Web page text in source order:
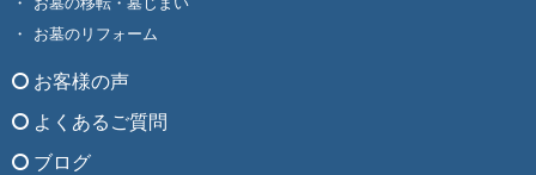
お墓のリフォーム
お客様の声
よくあるご質問
ブログ